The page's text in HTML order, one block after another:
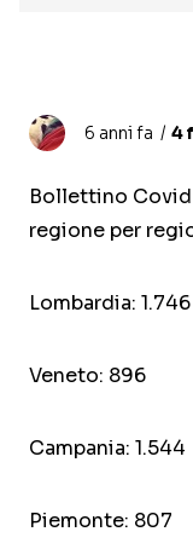
6 anni fa 4
Bollettino Covid
regione per
Lombardia: 1.746
Veneto: 896
Campania: 1.544
Piemonte: 807